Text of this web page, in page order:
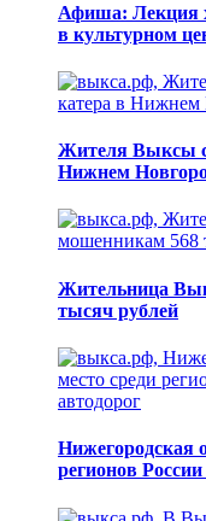
Афиша: Лекция
в культурном
Жителя Выксы
Нижнем
Жительница
тысяч рублей
Нижегородская
регионов